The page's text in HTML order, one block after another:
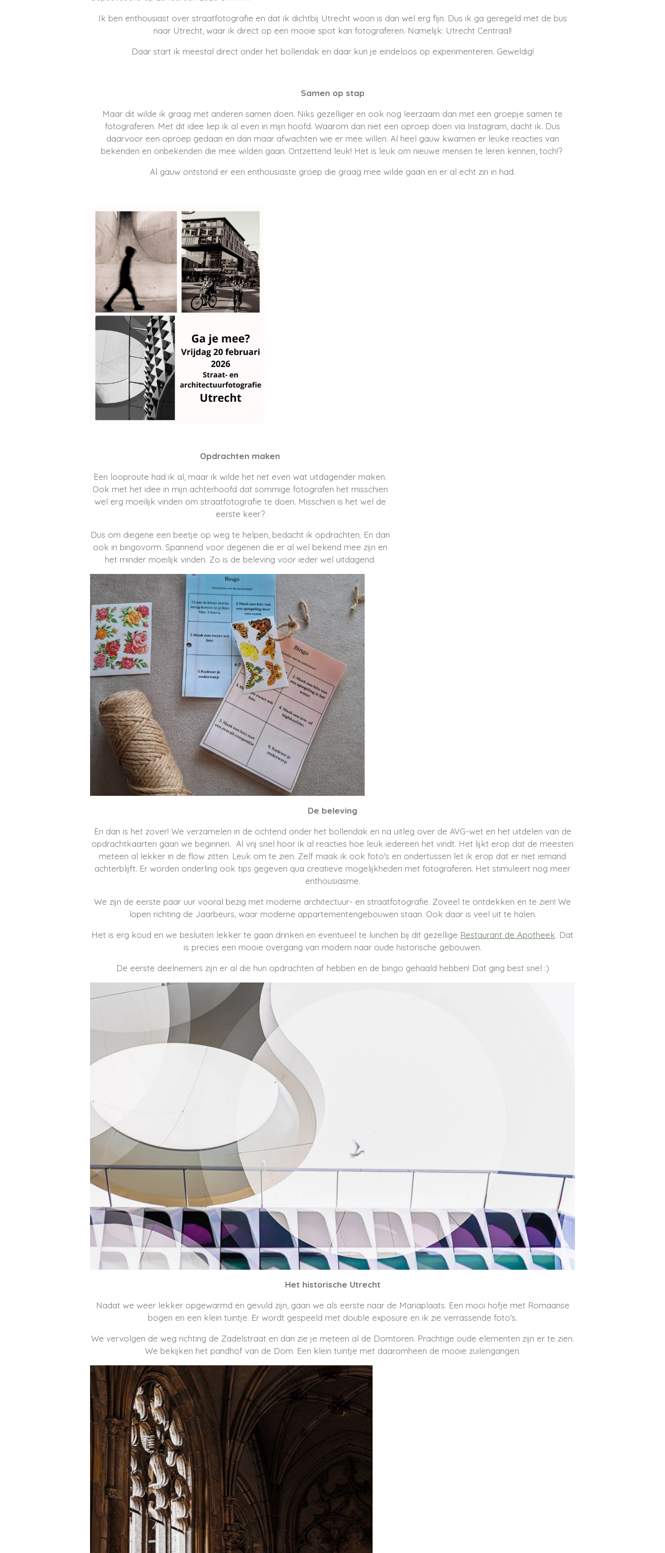
Ik ben enthousiast over straatfotografie en dat ik dichtbij Utrecht woon is dan wel erg fijn. Dus ik ga geregeld met de bus
naar Utrecht, waar ik direct op een mooie spot kan fotograferen. Namelijk: Utrecht Centraal!
Daar start ik meestal direct onder het bollendak en daar kun je eindeloos op experimenteren. Geweldig!
Samen op stap
Maar dit wilde ik graag met anderen samen doen. Niks gezelliger en ook nog leerzaam dan met een groepje samen te
fotograferen. Met dit idee liep ik al even in mijn hoofd. Waarom dan niet een oproep doen via Instagram, dacht ik. Dus
daarvoor een oproep gedaan en dan maar afwachten wie er mee willen. Al heel gauw kwamen er leuke reacties van
bekenden en onbekenden die mee wilden gaan. Ontzettend leuk! Het is leuk om nieuwe mensen te leren kennen, toch!?
Al gauw ontstond er een enthousiaste groep die graag mee wilde gaan en er al echt zin in had.
Opdrachten maken
Een looproute had ik al, maar ik wilde het net even wat uitdagender maken.
Ook met het idee in mijn achterhoofd dat sommige fotografen het misschien
wel erg moeilijk vinden om straatfotografie te doen. Misschien is het wel de
eerste keer?
Dus om diegene een beetje op weg te helpen, bedacht ik opdrachten. En dan
ook in bingovorm. Spannend voor degenen die er al wel bekend mee zijn en
het minder moeilijk vinden. Zo is de beleving voor ieder wel uitdagend.
De beleving
En dan is het zover! We verzamelen in de ochtend onder het bollendak en na uitleg over de AVG-wet en het uitdelen van de
opdrachtkaarten gaan we beginnen. Al vrij snel hoor ik al reacties hoe leuk iedereen het vindt. Het lijkt erop dat de meesten
meteen al lekker in de flow zitten. Leuk om te zien. Zelf maak ik ook foto's en ondertussen let ik erop dat er niet iemand
achterblijft. Er worden onderling ook tips gegeven qua creatieve mogelijkheden met fotograferen. Het stimuleert nog meer
enthousiasme.
We zijn de eerste paar uur vooral bezig met moderne architectuur- en straatfotografie. Zoveel te ontdekken en te zien! We
lopen richting de Jaarbeurs, waar moderne appartementengebouwen staan. Ook daar is veel uit te halen.
Het is erg koud en we besluiten lekker te gaan drinken en eventueel te lunchen bij dit gezellige Restaurant de Apotheek. Dat
is precies een mooie overgang van modern naar oude historische gebouwen.
De eerste deelnemers zijn er al die hun opdrachten af hebben en de bingo gehaald hebben! Dat ging best snel :)
Het historische Utrecht
Nadat we weer lekker opgewarmd en gevuld zijn, gaan we als eerste naar de Mariaplaats. Een mooi hofje met Romaanse
bogen en een klein tuintje. Er wordt gespeeld met double exposure en ik zie verrassende foto's.
We vervolgen de weg richting de Zadelstraat en dan zie je meteen al de Domtoren. Prachtige oude elementen zijn er te zien.
We bekijken het pandhof van de Dom. Een klein tuintje met daaromheen de mooie zuilengangen.